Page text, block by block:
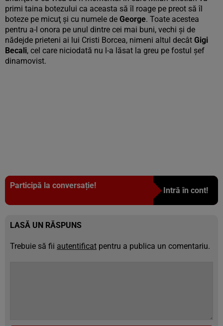
primi taina botezului ca aceasta să îl roage pe preot să îl
boteze pe micuţ şi cu numele de George. Toate acestea
pentru a-l onora pe unul dintre cei mai buni, vechi şi de
nădejde prieteni ai lui Cristi Borcea, nimeni altul decât Gigi
Becali, cel care niciodată nu l-a lăsat la greu pe fostul şef
dinamovist.
Participă la conversație!
Intră în cont!
LASĂ UN RĂSPUNS
Trebuie să fii autentificat pentru a publica un comentariu.